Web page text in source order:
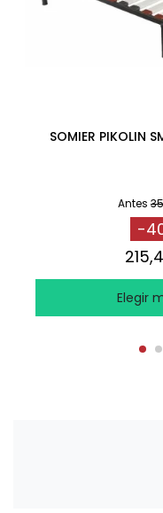
SOMIER PIKOLIN
Antes
-
Elegir